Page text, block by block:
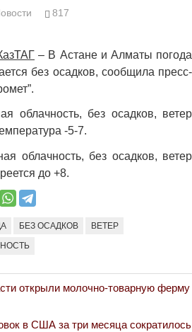
817
– В Астане и Алматы погода
без осадков, сообщила пресс-
облачность, без осадков, ветер
-5-7.
облачность, без осадков, ветер
до +8.
БЕЗ ОСАДКОВ ВЕТЕР
открыли молочно-товарную ферму
в США за три месяца сократилось